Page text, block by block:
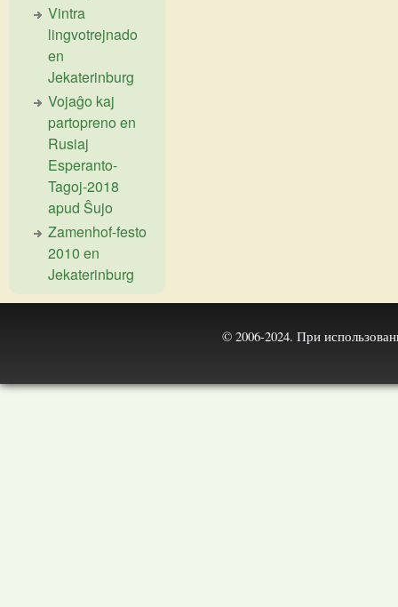
Vintra
lingvotrejnado
en
Jekaterinburg
Vojaĝo kaj
partopreno en
Rusiaj
Esperanto-
Tagoj-2018
apud Ŝujo
Zamenhof-festo
2010 en
Jekaterinburg
© 2006-2024. При